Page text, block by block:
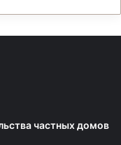
частных домов